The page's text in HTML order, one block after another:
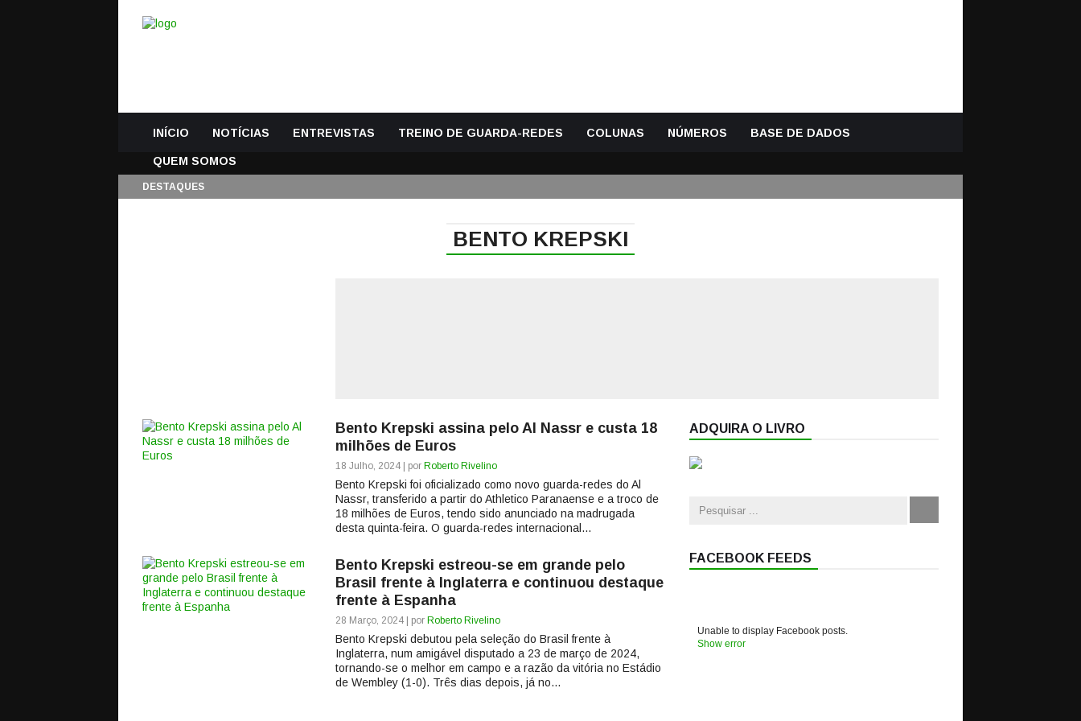
INÍCIO NOTÍCIAS ENTREVISTAS TREINO DE GUARDA-REDES COLUNAS NÚMEROS BASE DE DADOS
QUEM SOMOS
DESTAQUES
BENTO KREPSKI
Bento Krepski assina pelo Al Nassr e custa 18
milhões de Euros
18 Julho, 2024 | por Roberto Rivelino
Bento Krepski foi oficializado como novo guarda-redes do Al
Nassr, transferido a partir do Athletico Paranaense e a troco de
18 milhões de Euros, tendo sido anunciado na madrugada
desta quinta-feira. O guarda-redes internacional...
Bento Krepski estreou-se em grande pelo
Brasil frente à Inglaterra e continuou destaque
frente à Espanha
28 Março, 2024 | por Roberto Rivelino
Bento Krepski debutou pela seleção do Brasil frente à
Inglaterra, num amigável disputado a 23 de março de 2024,
tornando-se o melhor em campo e a razão da vitória no Estádio
de Wembley (1-0). Três dias depois, já no...
ADQUIRA O LIVRO
FACEBOOK FEEDS
Unable to display Facebook posts.
Show error